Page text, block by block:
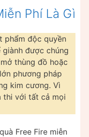
Phí Là Gì
phẩm độc quyền
được chúng
thùng đồ hoặc
phương pháp
kim cương. Vì
thi với tất cả mọi
Free Fire miễn